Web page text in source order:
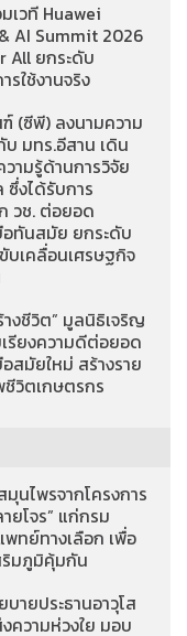
เวที Huawei
AI Summit 2026
All ยกระดับ
ใช้งานจริง
(ซีพี) ลงนามความ
บ มทร.อีสาน เดิน
ามรู้ด้านการวิจัย
งได้รับการ
วช. ต่อยอด
อทันสมัย ยกระดับ
บเคลื่อนเศรษฐกิจ
างชีวิต” มูลนิธิเจริญ
รียงความดีต่อยอด
สมัยใหม่ สร้างราย
วิตเกษตรกร
นไพรจากโครงการ
ยโจร” แก่กรม
ทย์ทางเลือก เพื่อ
ริมภูมิคุ้มกัน
ายประธานอาวุโส
ความห่วงใย มอบ